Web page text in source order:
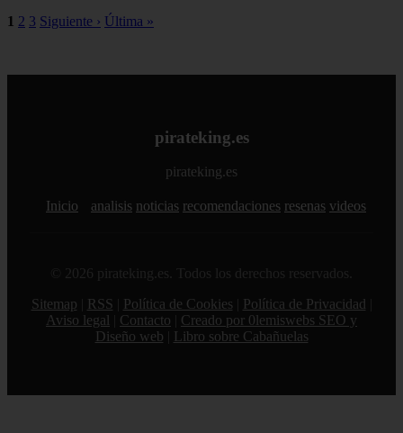
1 2 3 Siguiente › Última »
pirateking.es
pirateking.es
Inicio analisis noticias recomendaciones resenas videos
© 2026 pirateking.es. Todos los derechos reservados.
Sitemap
RSS Política de Cookies Política de Privacidad
Aviso legal
Contacto
Creado por 0lemiswebs SEO y
Diseño web
Libro sobre Cabañuelas